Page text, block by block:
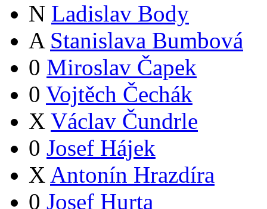
N Ladislav Body
A Stanislava Bumbová
0 Miroslav Čapek
0 Vojtěch Čechák
X Václav Čundrle
0 Josef Hájek
X Antonín Hrazdíra
0 Josef Hurta